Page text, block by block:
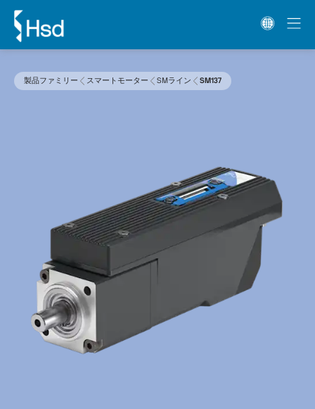
製品ファミリー スマートモーター SMライン SM137